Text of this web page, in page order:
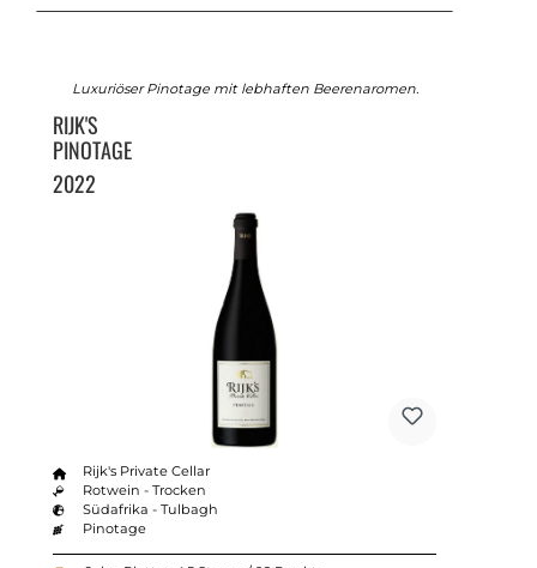
Luxuriöser Pinotage mit lebhaften Beerenaromen.
RIJK'S
PINOTAGE
2022
Rijk's Private Cellar
Rotwein - Trocken
Südafrika - Tulbagh
Pinotage